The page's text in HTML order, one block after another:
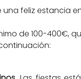
una feliz estancia
de 100-400€,